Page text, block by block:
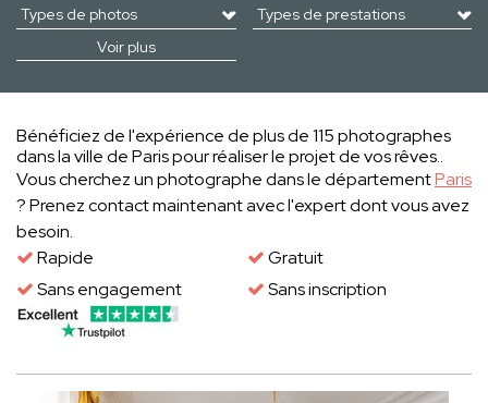
Voir plus
Bénéficiez de l'expérience de plus de 115 photographes
dans la ville de Paris pour réaliser le projet de vos rêves..
Vous cherchez un photographe dans le départementParis
? Prenez contact maintenant avec l'expert dont vous avez
besoin.
Rapide
Gratuit
Sans engagement
Sans inscription